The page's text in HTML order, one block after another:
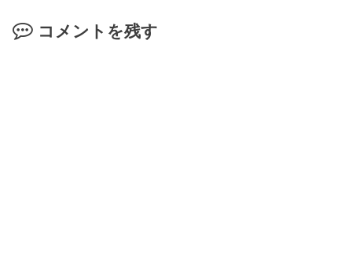
コメントを残す